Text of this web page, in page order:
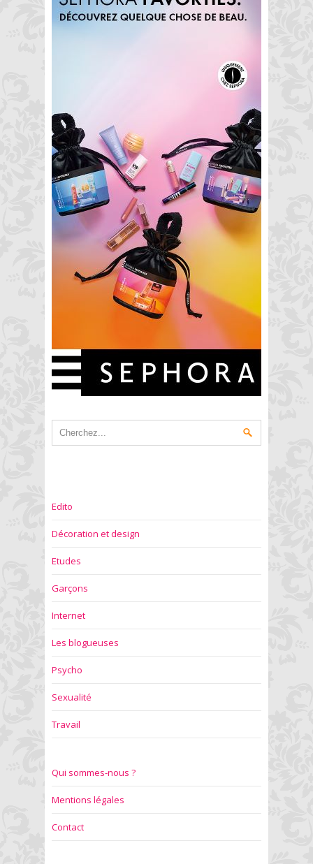
Edito
Décoration et design
Etudes
Garçons
Internet
Les blogueuses
Psycho
Sexualité
Travail
Qui sommes-nous ?
Mentions légales
Contact